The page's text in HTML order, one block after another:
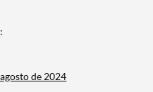
:
de 2024